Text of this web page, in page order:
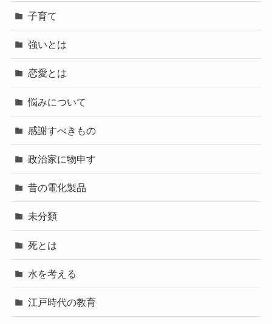
子育て
強いとは
恋愛とは
悩みについて
感謝すべきもの
政治家に物申す
昔の電化製品
未分類
死とは
水を考える
江戸時代の教育